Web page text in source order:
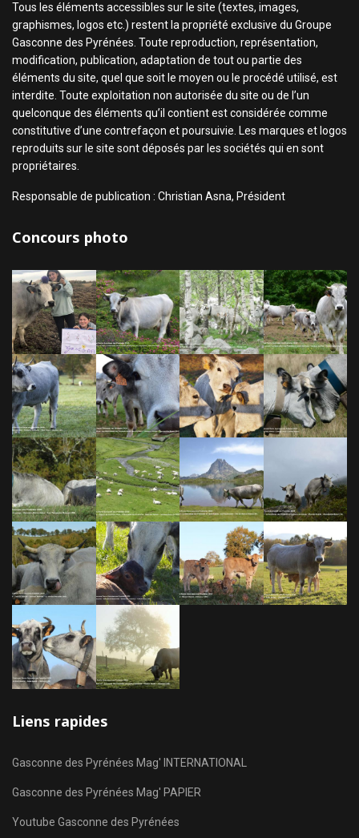
Tous les éléments accessibles sur le site (textes, images,
graphismes, logos etc.) restent la propriété exclusive du Groupe
Gasconne des Pyrénées. Toute reproduction, représentation,
modification, publication, adaptation de tout ou partie des
éléments du site, quel que soit le moyen ou le procédé utilisé, est
interdite. Toute exploitation non autorisée du site ou de l’un
quelconque des éléments qu’il contient est considérée comme
constitutive d’une contrefaçon et poursuivie. Les marques et logos
reproduits sur le site sont déposés par les sociétés qui en sont
propriétaires.
Responsable de publication : Christian Asna, Président
Concours photo
Liens rapides
Gasconne des Pyrénées Mag' INTERNATIONAL
Gasconne des Pyrénées Mag' PAPIER
Youtube Gasconne des Pyrénées